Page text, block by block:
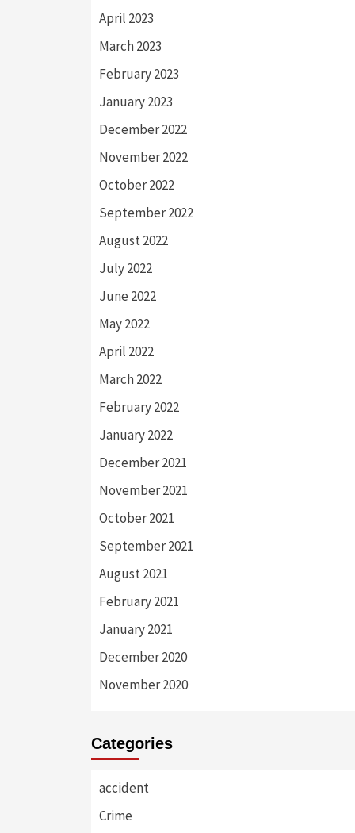
April 2023
March 2023
February 2023
January 2023
December 2022
November 2022
October 2022
September 2022
August 2022
July 2022
June 2022
May 2022
April 2022
March 2022
February 2022
January 2022
December 2021
November 2021
October 2021
September 2021
August 2021
February 2021
January 2021
December 2020
November 2020
Categories
accident
Crime